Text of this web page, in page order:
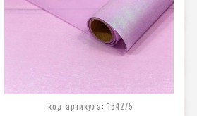
код артикула: 1642/5